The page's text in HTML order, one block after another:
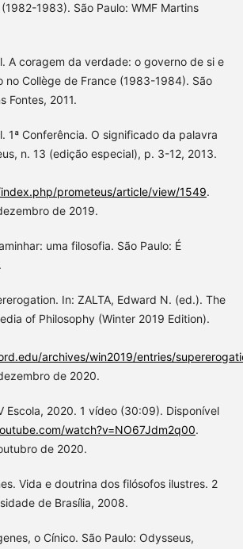
1983). São Paulo: WMF Martins
A coragem da verdade: o governo de si e
no Collège de France (1983-1984). São
Fontes, 2011.
1ª Conferência. O significado da palavra
n. 13 (edição especial), p. 3-12, 2013.
prometeus/article/view/1549.
de 2019.
uma filosofia. São Paulo: É
In: ZALTA, Edward N. (ed.). The
of Philosophy (Winter 2019 Edition).
archives/win2019/entries/
de 2020.
Escola, 2020. 1 vídeo (30:09). Disponível
watch?v=NO67Jdm2q00.
de 2020.
Vida e doutrina dos filósofos ilustres. 2
de Brasília, 2008.
o Cínico. São Paulo: Odysseus,